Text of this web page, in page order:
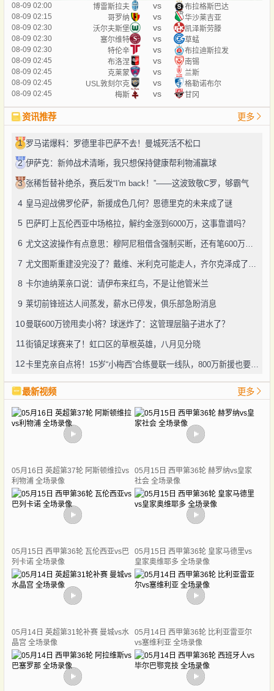
08-09 02:00 博雷斯拉夫 vs
布拉格斯巴达
08-09 02:15
哥罗纳 vs
华沙莱吉亚
08-09 02:30
沃尔夫斯堡 vs
凯泽斯劳滕
08-09 02:30
塞尔维特 vs
草蜢
08-09 02:30
特伦辛 vs
布拉迪斯拉发
08-09 02:45
布洛涅 vs
南锡
08-09 02:45
克莱蒙 vs
兰斯
08-09 02:45
USL敦刻尔克 vs
格勒诺布尔
08-09 02:45
梅斯 vs 甘冈
资讯推荐 更多
1 罗马诺爆料：罗德里非巴萨不去！曼城死活不松口
2 伊萨克：新帅战术清晰，我只想保持健康帮利物浦赢球
3 张稀哲替补绝杀，赛后发“I'm back！”——这波致敬C罗，够霸气
4 皇马迎战佛罗伦萨，新援成色几何？恩德里克的未来成了谜
5 巴萨盯上瓦伦西亚中场格拉，解约金涨到6000万，这事靠谱吗？
6
7
8 卡尔迪纳莱亲口说：请伊布来红鸟，不是让他管米兰
9 莱切前锋班达人间蒸发，薪水已停发，俱乐部急盼消息
10曼联600万镑甩卖小将？球迷炸了：这管理层脑子进水了？
11街镇足球赛来了！虹口区的草根英雄，八月见分晓
12 卡里克亲自点将！15岁“小梅西”合练曼联一线队，800万新援也要露脸
最新视频 更多
05月16日 英超第37轮 阿斯顿维拉vs
利物浦 全场录像
05月15日 西甲第36轮 赫罗纳vs皇家
社会 全场录像
05月15日 西甲第36轮 瓦伦西亚vs巴
列卡诺 全场录像
05月15日 西甲第36轮 皇家马德里vs
皇家奥维耶多 全场录像
05月14日 英超第31轮补赛 曼城vs水
晶宫 全场录像
05月14日 西甲第36轮 比利亚雷亚尔
vs塞维利亚 全场录像